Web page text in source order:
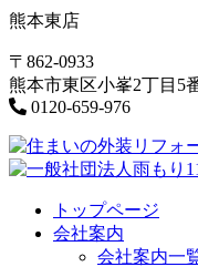
熊本東店
〒862-0933
熊本市東区小峯2丁目5
0120-659-976
トップページ
会社案内
会社案内一